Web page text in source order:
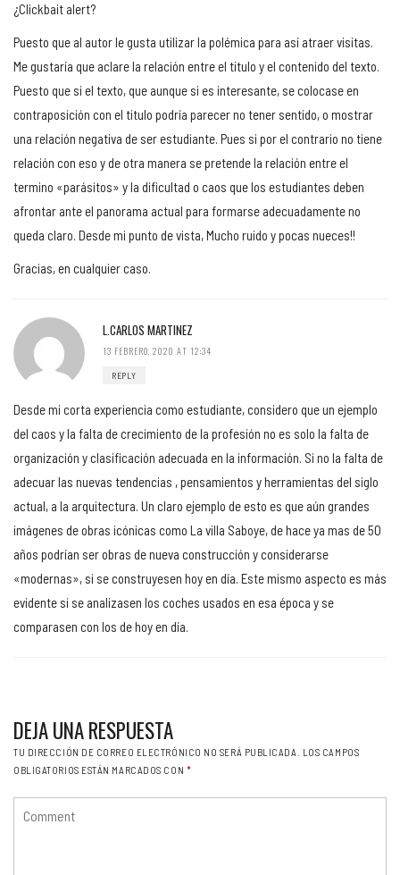
¿Clickbait alert?
Puesto que al autor le gusta utilizar la polémica para así atraer visitas.
Me gustaría que aclare la relación entre el titulo y el contenido del texto.
Puesto que si el texto, que aunque si es interesante, se colocase en
contraposición con el titulo podría parecer no tener sentido, o mostrar
una relación negativa de ser estudiante. Pues si por el contrario no tiene
relación con eso y de otra manera se pretende la relación entre el
termino «parásitos» y la dificultad o caos que los estudiantes deben
afrontar ante el panorama actual para formarse adecuadamente no
queda claro. Desde mi punto de vista, Mucho ruido y pocas nueces!!
Gracias, en cualquier caso.
L.CARLOS MARTINEZ
13 FEBRERO, 2020 AT 12:34
REPLY
Desde mi corta experiencia como estudiante, considero que un ejemplo
del caos y la falta de crecimiento de la profesión no es solo la falta de
organización y clasificación adecuada en la información. Si no la falta de
adecuar las nuevas tendencias , pensamientos y herramientas del siglo
actual, a la arquitectura. Un claro ejemplo de esto es que aún grandes
imágenes de obras icónicas como La villa Saboye, de hace ya mas de 50
años podrían ser obras de nueva construcción y considerarse
«modernas», si se construyesen hoy en día. Este mismo aspecto es más
evidente si se analizasen los coches usados en esa época y se
comparasen con los de hoy en día.
DEJA UNA RESPUESTA
TU DIRECCIÓN DE CORREO ELECTRÓNICO NO SERÁ PUBLICADA.
LOS CAMPOS
OBLIGATORIOS ESTÁN MARCADOS CON *